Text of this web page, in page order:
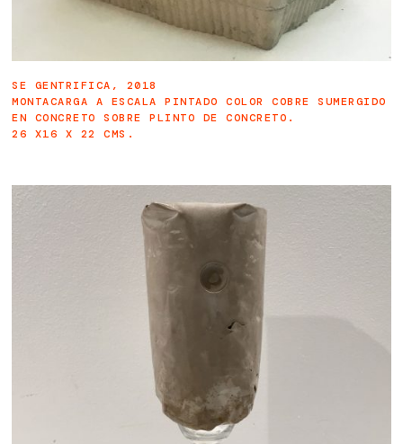
SE GENTRIFICA, 2018
MONTACARGA A ESCALA PINTADO COLOR COBRE SUMERGIDO
EN CONCRETO SOBRE PLINTO DE CONCRETO.
26 X16 X 22 CMS.